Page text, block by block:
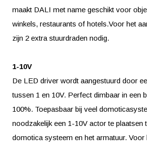
maakt DALI met name geschikt voor
winkels, restaurants of hotels.Voor het
zijn 2 extra stuurdraden nodig.
1-10V
De LED driver wordt aangestuurd door
tussen 1 en 10V. Perfect dimbaar in een
100%. Toepasbaar bij veel
noodzakelijk een 1-10V actor te plaatsen
domotica systeem en het armatuur. Voor